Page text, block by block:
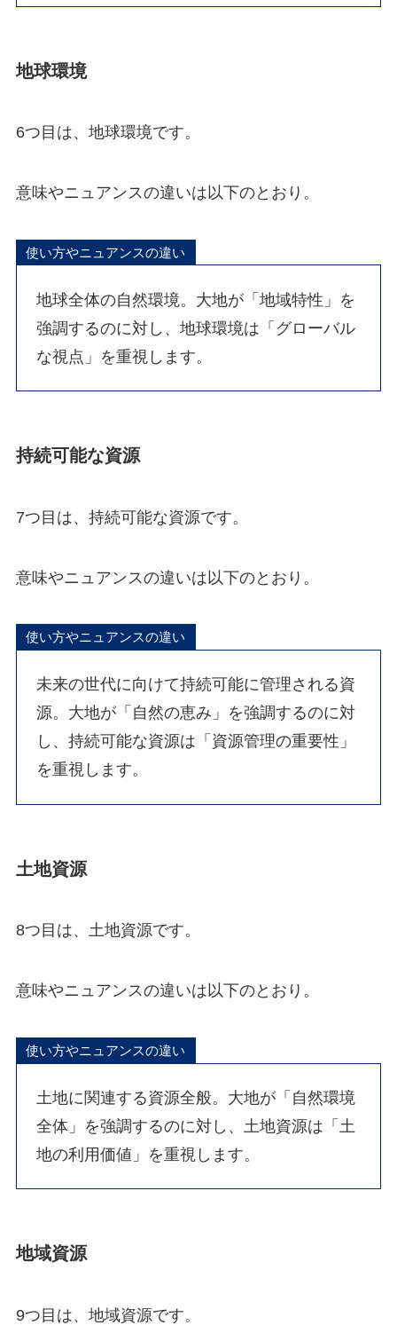
地球環境
6つ目は、地球環境です。
意味やニュアンスの違いは以下のとおり。
使い方やニュアンスの違い
地球全体の自然環境。大地が「地域特性」を
強調するのに対し、地球環境は「グローバル
な視点」を重視します。
持続可能な資源
7つ目は、持続可能な資源です。
意味やニュアンスの違いは以下のとおり。
使い方やニュアンスの違い
未来の世代に向けて持続可能に管理される資
源。大地が「自然の恵み」を強調するのに対
し、持続可能な資源は「資源管理の重要性」
を重視します。
土地資源
8つ目は、土地資源です。
意味やニュアンスの違いは以下のとおり。
使い方やニュアンスの違い
土地に関連する資源全般。大地が「自然環境
全体」を強調するのに対し、土地資源は「土
地の利用価値」を重視します。
地域資源
9つ目は、地域資源です。